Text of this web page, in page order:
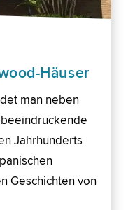
Häuser
man neben
Jahrhunderts
Geschichten von